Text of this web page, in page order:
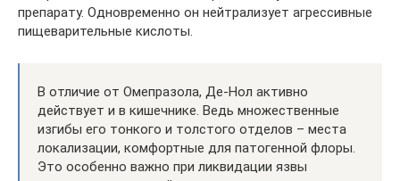
препарату. Одновременно он нейтрализует агрессивные
пищеварительные кислоты.
В отличие от Омепразола, Де-Нол активно
действует и в кишечнике. Ведь множественные
изгибы его тонкого и толстого отделов – места
локализации, комфортные для патогенной флоры.
Это особенно важно при ликвидации язвы